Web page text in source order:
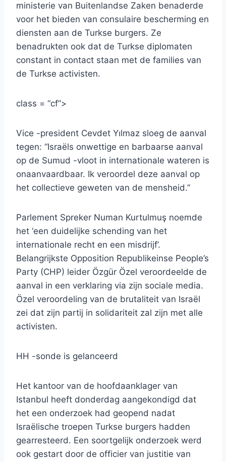
ministerie van Buitenlandse Zaken benaderde
voor het bieden van consulaire bescherming en
diensten aan de Turkse burgers. Ze
benadrukten ook dat de Turkse diplomaten
constant in contact staan ​​met de families van
de Turkse activisten.
class = “cf”>
Vice -president Cevdet Yılmaz sloeg de aanval
tegen: “Israëls onwettige en barbaarse aanval
op de Sumud -vloot in internationale wateren is
onaanvaardbaar. Ik veroordel deze aanval op
het collectieve geweten van de mensheid.”
Parlement Spreker Numan Kurtulmuş noemde
het ‘een duidelijke schending van het
internationale recht en een misdrijf’.
Belangrijkste Opposition Republikeinse People’s
Party (CHP) leider Özgür Özel veroordeelde de
aanval in een verklaring via zijn sociale media.
Özel veroordeling van de brutaliteit van Israël
zei dat zijn partij in solidariteit zal zijn met alle
activisten.
HH -sonde is gelanceerd
Het kantoor van de hoofdaanklager van
Istanbul heeft donderdag aangekondigd dat
het een onderzoek had geopend nadat
Israëlische troepen Turkse burgers hadden
gearresteerd. Een soortgelijk onderzoek werd
ook gestart door de officier van justitie van